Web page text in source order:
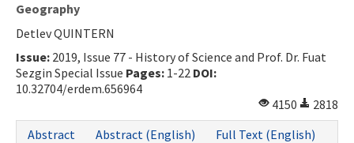
Publication Policies
Contact Us
Geography
Detlev QUINTERN
Issue: 2019, Issue 77 - History of Science and Prof. Dr. Fuat
Sezgin Special Issue Pages: 1-22 DOI:
10.32704/erdem.656964
4150
2818
Abstract
Abstract (English)
Full Text (English)